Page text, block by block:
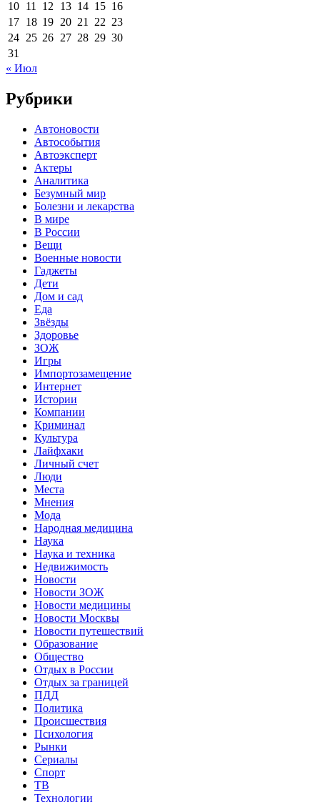
10 11 12 13 14 15 16
17 18 19 20 21 22 23
24 25 26 27 28 29 30
31
« Июл
Рубрики
Автоновости
Автособытия
Автоэксперт
Актеры
Аналитика
Безумный мир
Болезни и лекарства
В мире
В России
Вещи
Военные новости
Гаджеты
Дети
Дом и сад
Еда
Звёзды
Здоровье
ЗОЖ
Игры
Импортозамещение
Интернет
Истории
Компании
Криминал
Культура
Лайфхаки
Личный счет
Люди
Места
Мнения
Мода
Народная медицина
Наука
Наука и техника
Недвижимость
Новости
Новости ЗОЖ
Новости медицины
Новости Москвы
Новости путешествий
Образование
Общество
Отдых в России
Отдых за границей
ПДД
Политика
Происшествия
Психология
Рынки
Сериалы
Спорт
ТВ
Технологии